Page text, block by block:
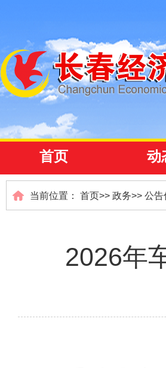
首页 动
当前位置： 首页>> 政务>> 公告
2026年